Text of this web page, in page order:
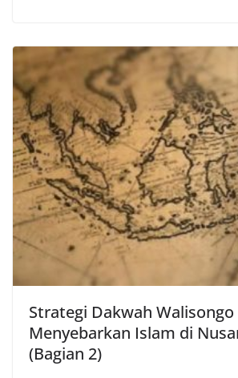
Strategi Dakwah
Menyebarkan Islam di
(Bagian 2)